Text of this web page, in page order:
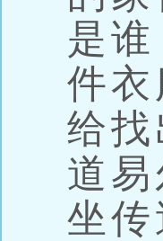
是
件
给
道
坐